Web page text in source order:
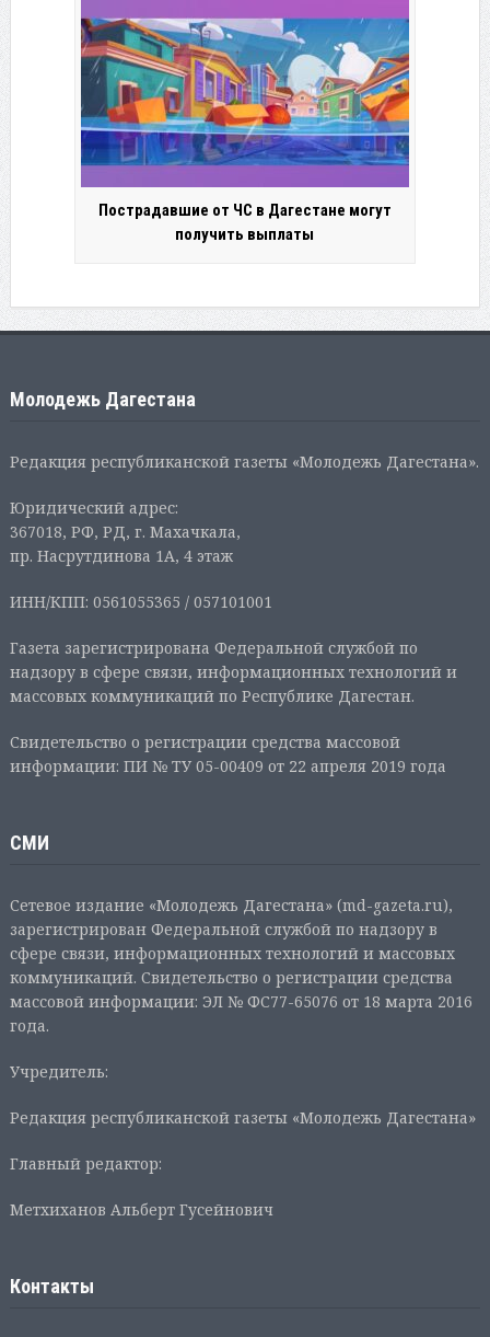
Пострадавшие от ЧС в Дагестане могут
получить выплаты
Молодежь Дагестана
Редакция республиканской газеты «Молодежь Дагестана».
Юридический адрес:
367018, РФ, РД, г. Махачкала,
пр. Насрутдинова 1А, 4 этаж
ИНН/КПП: 0561055365 / 057101001
Газета зарегистрирована Федеральной службой по
надзору в сфере связи, информационных технологий и
массовых коммуникаций по Республике Дагестан.
Свидетельство о регистрации средства массовой
информации: ПИ № ТУ 05-00409 от 22 апреля 2019 года
СМИ
Сетевое издание «Молодежь Дагестана» (md-gazeta.ru),
зарегистрирован Федеральной службой по надзору в
сфере связи, информационных технологий и массовых
коммуникаций. Свидетельство о регистрации средства
массовой информации: ЭЛ № ФС77-65076 от 18 марта 2016
года.
Учредитель:
Редакция республиканской газеты «Молодежь Дагестана»
Главный редактор:
Метхиханов Альберт Гусейнович
Контакты